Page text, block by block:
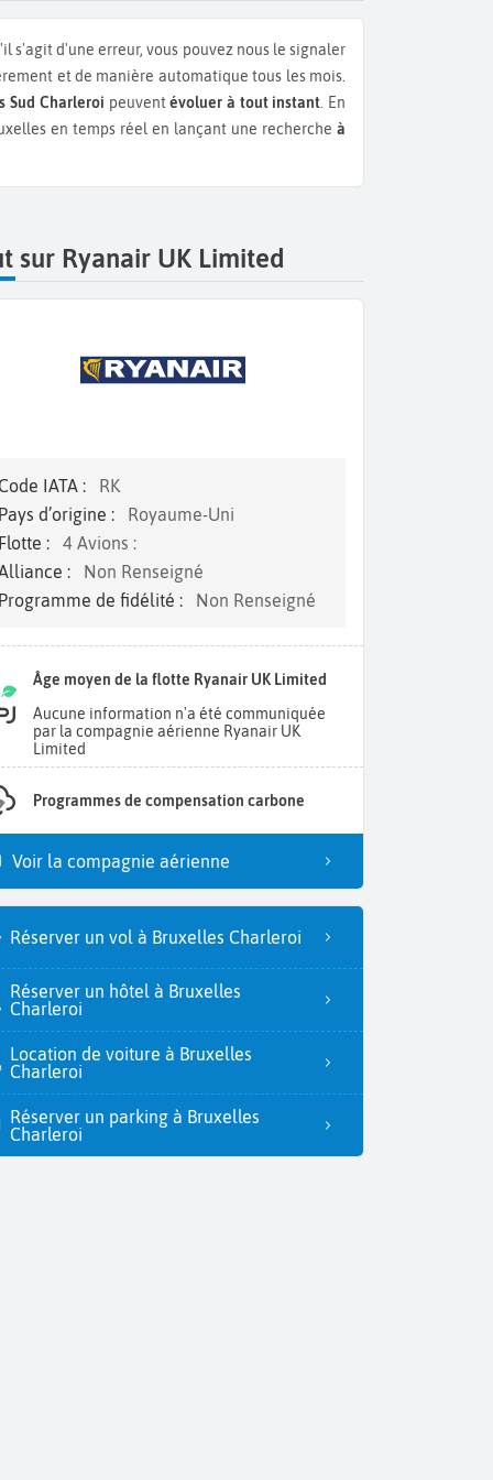
s'agit d'une erreur, vous pouvez nous le signaler
et de manière automatique tous les mois.
Sud Charleroi peuventévoluer à tout instant . En
en temps réel en lançant une recherche à
sur Ryanair UK Limited
IATA :
RK
d’origine :
Royaume-Uni
:
4 Avions :
:
Non Renseigné
de fidélité :
Non Renseigné
Âge moyen de la flotte Ryanair UK Limited
Aucune information n'a été communiquée
par la compagnie aérienne Ryanair UK
Limited
Programmes de compensation carbone
Voir la compagnie aérienne
Réserver un vol à Bruxelles Charleroi
Réserver un hôtel à Bruxelles
Charleroi
Location de voiture à Bruxelles
Charleroi
Réserver un parking à Bruxelles
Charleroi